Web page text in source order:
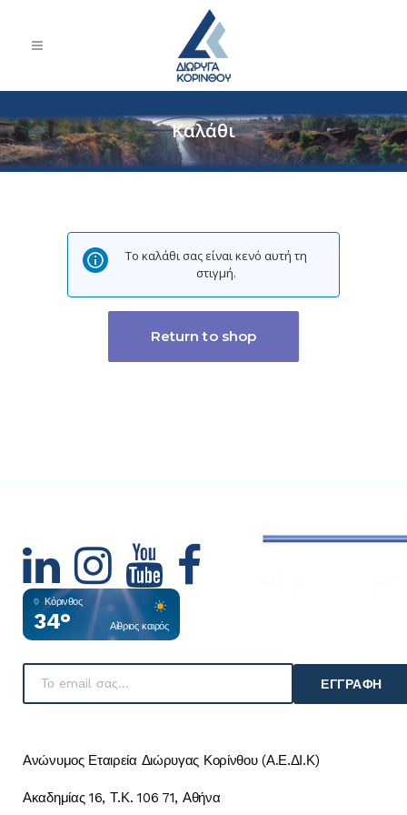
Καλάθι
Το καλάθι σας είναι κενό αυτή τη
στιγμή.
Return to shop
Κόρινθος
34° Αίθριος καιρός
ΕΓΓΡΑΦΉ
Ανώνυμος Εταιρεία Διώρυγας Κορίνθου (Α.Ε.ΔΙ.Κ)
Ακαδημίας 16, Τ.Κ. 106 71, Αθήνα